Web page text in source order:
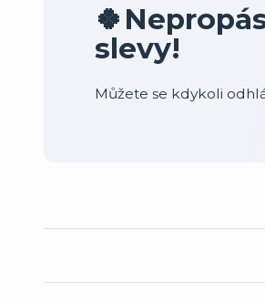
slevy!
Můžete se kdykoli